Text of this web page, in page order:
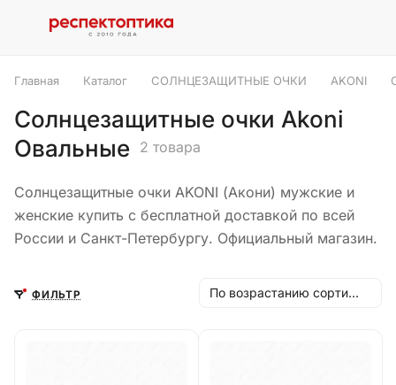
Главная Каталог СОЛНЦЕЗАЩИТНЫЕ ОЧКИ AKONI
Солнцезащитные очки Akoni
Овальные
2 товара
Солнцезащитные очки AKONI (Акони) мужские и
женские купить с бесплатной доставкой по всей
России и Санкт-Петербургу. Официальный магазин.
ФИЛЬТР По возрастанию сортировки